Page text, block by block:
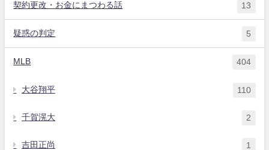
契約更改・お金にまつわる話 13
疑惑の判定 5
MLB 404
大谷翔平 110
千賀滉大 2
吉田正尚 1